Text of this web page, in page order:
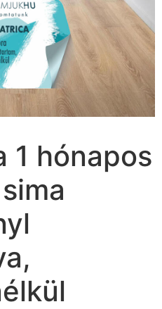
1 hónapos